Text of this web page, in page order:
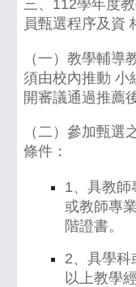
三、112學年度
員甄選程序及資
（一）教學輔導
須由校內推動 小
開審議通過推薦
（二）參加甄選
條件：
1、具教師
或教師專
階證書。
2、具學科
以上教學